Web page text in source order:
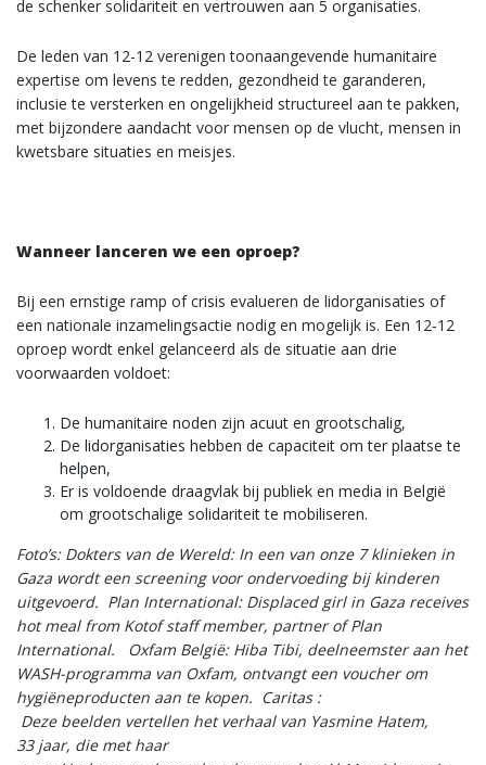
de schenker solidariteit en vertrouwen aan 5 organisaties.
De leden van 12-12 verenigen toonaangevende humanitaire
expertise om levens te redden, gezondheid te garanderen,
inclusie te versterken en ongelijkheid structureel aan te pakken,
met bijzondere aandacht voor mensen op de vlucht, mensen in
kwetsbare situaties en meisjes.
Wanneer lanceren we een oproep?
Bij een ernstige ramp of crisis evalueren de lidorganisaties of
een nationale inzamelingsactie nodig en mogelijk is. Een 12‑12
oproep wordt enkel gelanceerd als de situatie aan drie
voorwaarden voldoet:
De humanitaire noden zijn acuut en grootschalig,
De lidorganisaties hebben de capaciteit om ter plaatse te
helpen,
Er is voldoende draagvlak bij publiek en media in België
om grootschalige solidariteit te mobiliseren.
Foto’s: Dokters van de Wereld: In een van onze 7 klinieken in
Gaza wordt een screening voor ondervoeding bij kinderen
uitgevoerd. Plan International: Displaced girl in Gaza receives
hot meal from Kotof staff member, partner of Plan
International.
Oxfam België: Hiba Tibi, deelneemster aan het
WASH-programma van Oxfam, ontvangt een voucher om
hygiëneproducten aan te kopen. Caritas :
Deze beelden vertellen het verhaal van Yasmine Hatem,
33 jaar, die met haar